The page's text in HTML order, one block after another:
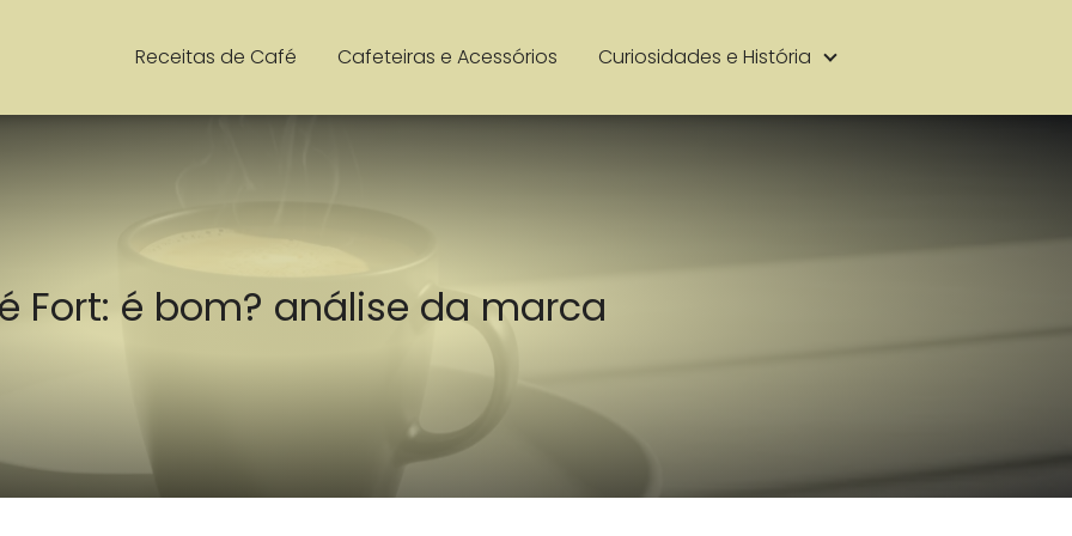
Receitas de Café Cafeteiras e Acessórios Curiosidades e História
Fort: é bom? análise da marca